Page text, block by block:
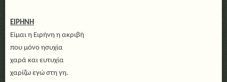
ΕΙΡΗΝΗ
Είμαι η Ειρήνη η ακριβή
που μόνο ησυχία
χαρά και ευτυχία
χαρίζω εγώ στη γη.